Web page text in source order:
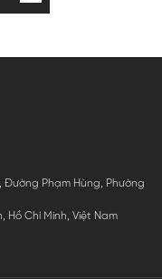
Đường Phạm Hùng, Phường
Hồ Chí Minh, Việt Nam